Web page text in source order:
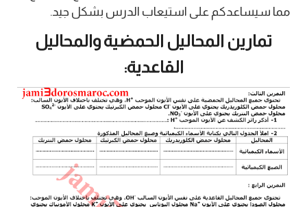
مما سيساعدكم على استيعاب الدرس بشكل جيد.
تمارين المحاليل الحمضية والمحاليل
القاعدية: